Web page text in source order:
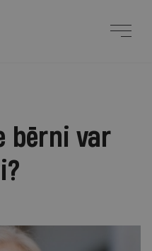
bērni var